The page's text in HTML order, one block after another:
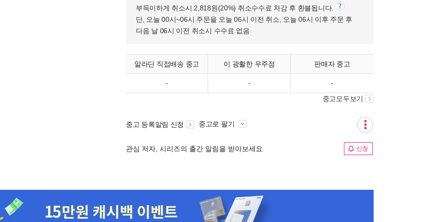
부득이하게 취소시 2,818원(20%) 취소수수료 차감 후 환불됩니다.
단, 오늘 00시~06시 주문을 오늘 06시 이전 취소, 오늘 06시 이후 주문 후
다음 날 06시 이전 취소시 수수료 없음
알라딘 직접배송 중고 이 광활한 우주점 판매자 중고
- - -
중고모두보기
중고 등록알림 신청 중고로 팔기
관심 저자, 시리즈의 출간 알림을 받아보세요 신청